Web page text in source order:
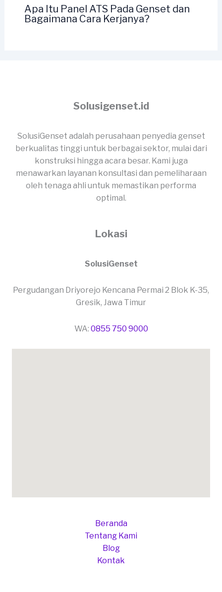
Apa Itu Panel ATS Pada Genset dan
Bagaimana Cara Kerjanya?
Solusigenset.id
SolusiGenset adalah perusahaan penyedia genset
berkualitas tinggi untuk berbagai sektor, mulai dari
konstruksi hingga acara besar. Kami juga
menawarkan layanan konsultasi dan pemeliharaan
oleh tenaga ahli untuk memastikan performa
optimal.
Lokasi
SolusiGenset
Pergudangan Driyorejo Kencana Permai 2 Blok K-35,
Gresik, Jawa Timur
WA: 0855 750 9000
Beranda
Tentang Kami
Blog
Kontak